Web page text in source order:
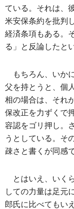
ている。それは、
米安保条約を批判
経済条項もある。
る」と反論したと
もちろん、いか
父を持とうと、個
相の場合は、それ
保改正を力ずくで
容認をゴリ押し。
うとしている。そ
疎さと書くが同感
とはいえ、いく
しての力量は足元
郎氏に比べてもい